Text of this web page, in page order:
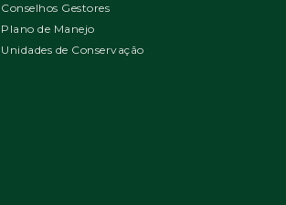
Conselhos Gestores
Plano de Manejo
Unidades de Conservação